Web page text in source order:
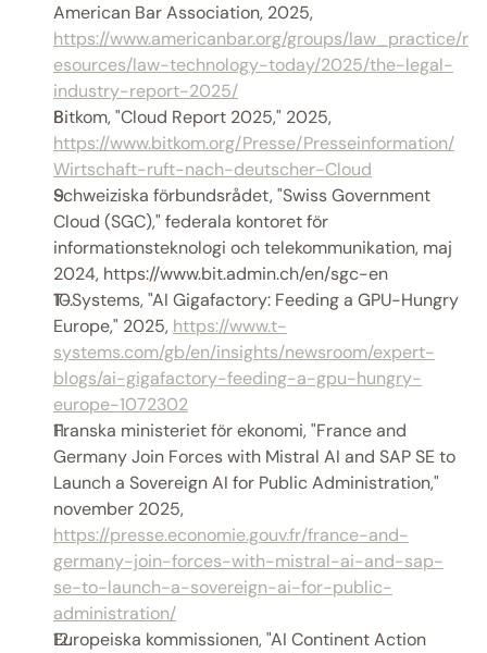
https://www.americanbar.org/groups/law_practice/r
esources/law-technology-today/2025/the-legal-
industry-report-2025/
https://www.bitkom.org/Presse/Presseinformation/
Wirtschaft-ruft-nach-deutscher-Cloud
Schweiziska förbundsrådet, "Swiss Government
Cloud (SGC)," federala kontoret för
informationsteknologi och telekommunikation, maj
2024, https://www.bit.admin.ch/en/sgc-en
T-Systems, "AI Gigafactory: Feeding a GPU-Hungry
Europe," 2025, https://www.t-
systems.com/gb/en/insights/newsroom/expert-
blogs/ai-gigafactory-feeding-a-gpu-hungry-
europe-1072302
Franska ministeriet för ekonomi, "France and
Germany Join Forces with Mistral AI and SAP SE to
Launch a Sovereign AI for Public Administration,"
https://presse.economie.gouv.fr/france-and-
germany-join-forces-with-mistral-ai-and-sap-
se-to-launch-a-sovereign-ai-for-public-
administration/
Europeiska kommissionen, "AI Continent Action